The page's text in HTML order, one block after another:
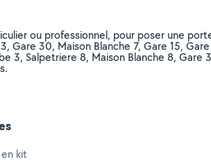
ou professionnel, pour poser une
30, Maison Blanche 7, Gare 15,
3, Salpetriere 8, Maison Blanche 8, Gare
kit